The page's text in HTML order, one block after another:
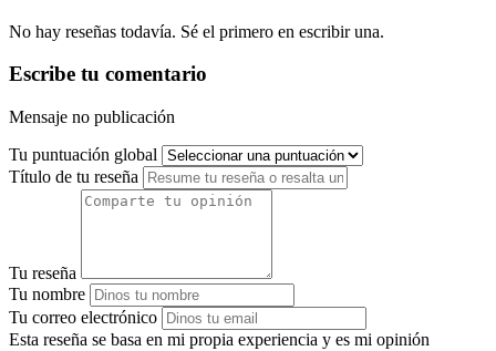
No hay reseñas todavía. Sé el primero en escribir una.
Escribe tu comentario
Mensaje no publicación
Tu puntuación global
Título de tu reseña
Tu reseña
Tu nombre
Tu correo electrónico
Esta reseña se basa en mi propia experiencia y es mi opinión